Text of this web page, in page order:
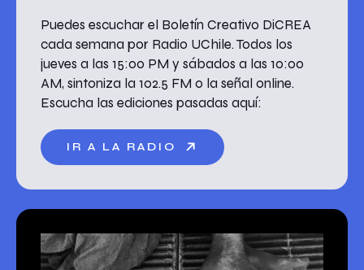
Puedes escuchar el Boletín Creativo DiCREA
cada semana por Radio UChile. Todos los
jueves a las 15:00 PM y sábados a las 10:00
AM, sintoniza la 102.5 FM o la señal online.
Escucha las ediciones pasadas aquí:
IR A LA RADIO